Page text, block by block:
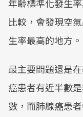
年齡標準化發生
比較，會發現空
生率最高的地方。
最主要問題還是
癌患者有近半數
數，而肺腺癌患